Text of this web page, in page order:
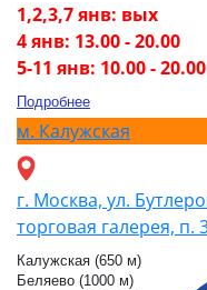
1,2,3,7 янв: вых
4 янв: 13.00 - 20.00
5-11 янв: 10.00 - 20.00
Подробнее
м. Калужская
г. Москва, ул.
торговая галерея, п.
Калужская (650 м)
Беляево (1000 м)